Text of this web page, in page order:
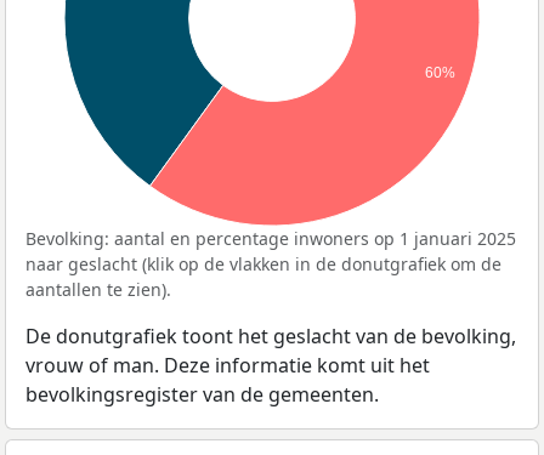
60%
Bevolking: aantal en percentage inwoners op 1 januari 2025
naar geslacht (klik op de vlakken in de donutgrafiek om de
aantallen te zien).
De donutgrafiek toont het geslacht van de bevolking,
vrouw of man. Deze informatie komt uit het
bevolkingsregister van de gemeenten.